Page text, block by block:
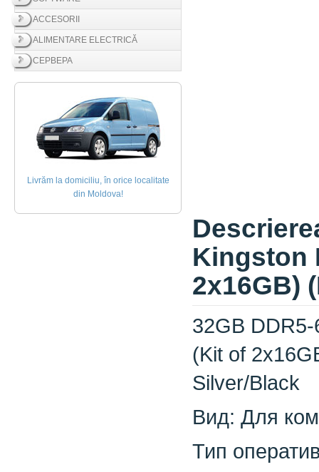
ACCESORII
ALIMENTARE ELECTRICĂ
СЕРВЕРА
Livrăm la domiciliu, în orice localitate
din Moldova!
Kingston
2x16GB)
32GB
(Kit of
Silver/Black
Вид: Для
Тип